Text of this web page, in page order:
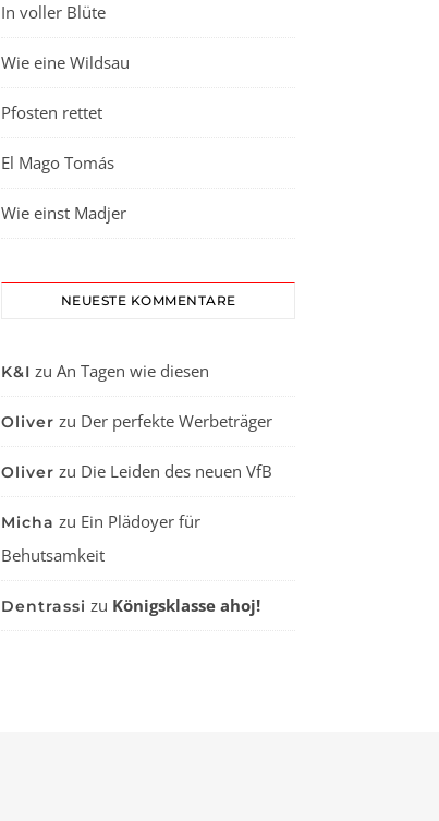
In voller Blüte
Wie eine Wildsau
Pfosten rettet
El Mago Tomás
Wie einst Madjer
NEUESTE KOMMENTARE
K&I zu An Tagen wie diesen
Oliver zu Der perfekte Werbeträger
Oliver zu Die Leiden des neuen VfB
Micha zu Ein Plädoyer für
Behutsamkeit
Dentrassi zu Königsklasse ahoj!